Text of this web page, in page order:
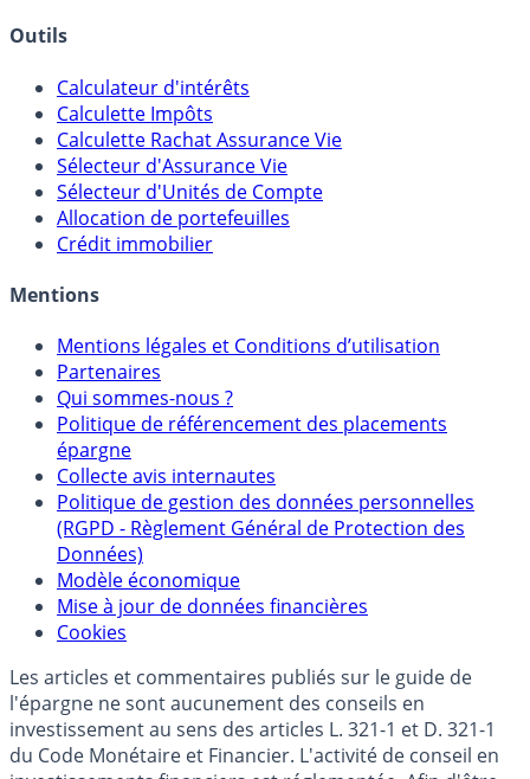
Outils
Calculateur d'intérêts
Calculette Impôts
Calculette Rachat Assurance Vie
Sélecteur d'Assurance Vie
Sélecteur d'Unités de Compte
Allocation de portefeuilles
Crédit immobilier
Mentions
Mentions légales et Conditions d’utilisation
Partenaires
Qui sommes-nous ?
Politique de référencement des placements
épargne
Collecte avis internautes
Politique de gestion des données personnelles
(RGPD - Règlement Général de Protection des
Données)
Modèle économique
Mise à jour de données financières
Cookies
Les articles et commentaires publiés sur le guide de
l'épargne ne sont aucunement des conseils en
investissement au sens des articles L. 321-1 et D. 321-1
du Code Monétaire et Financier. L'activité de conseil en